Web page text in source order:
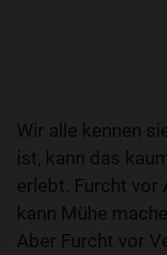
Wir alle kennen
ist, kann das
erlebt. Furcht vor
kann Mühe
Aber Furcht vor